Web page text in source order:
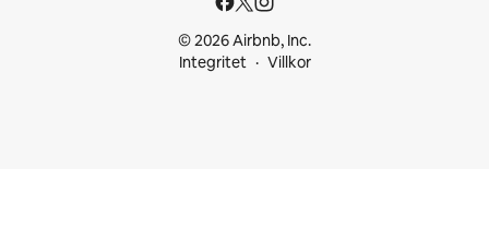
© 2026 Airbnb, Inc.
Integritet
Villkor